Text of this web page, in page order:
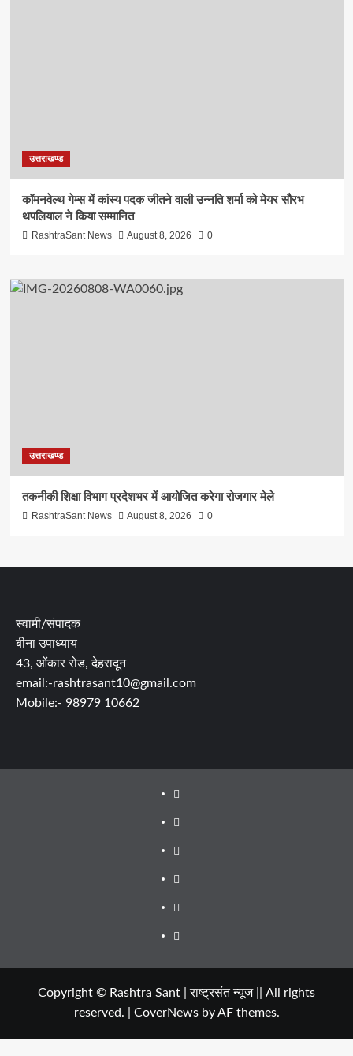
उत्तराखण्ड
कॉमनवेल्थ गेम्स में कांस्य पदक जीतने वाली उन्नति शर्मा को मेयर सौरभ
थपलियाल ने किया सम्मानित
RashtraSant News August 8, 2026 0
उत्तराखण्ड
तकनीकी शिक्षा विभाग प्रदेशभर में आयोजित करेगा रोजगार मेले
RashtraSant News August 8, 2026 0
स्वामी/संपादक
बीना उपाध्याय
43, ओंकार रोड, देहरादून
email:-rashtrasant10@gmail.com
Mobile:- 98979 10662
About
WEB
SERIES
TO
WATCH
Dehradun
Smart
City
Life
in
Dehradun
Places
to
in
Dehradun
सम्पर्क
Copyright © Rashtra Sant | राष्ट्रसंत न्यूज || All rights
reserved.
CoverNewsby AF themes.